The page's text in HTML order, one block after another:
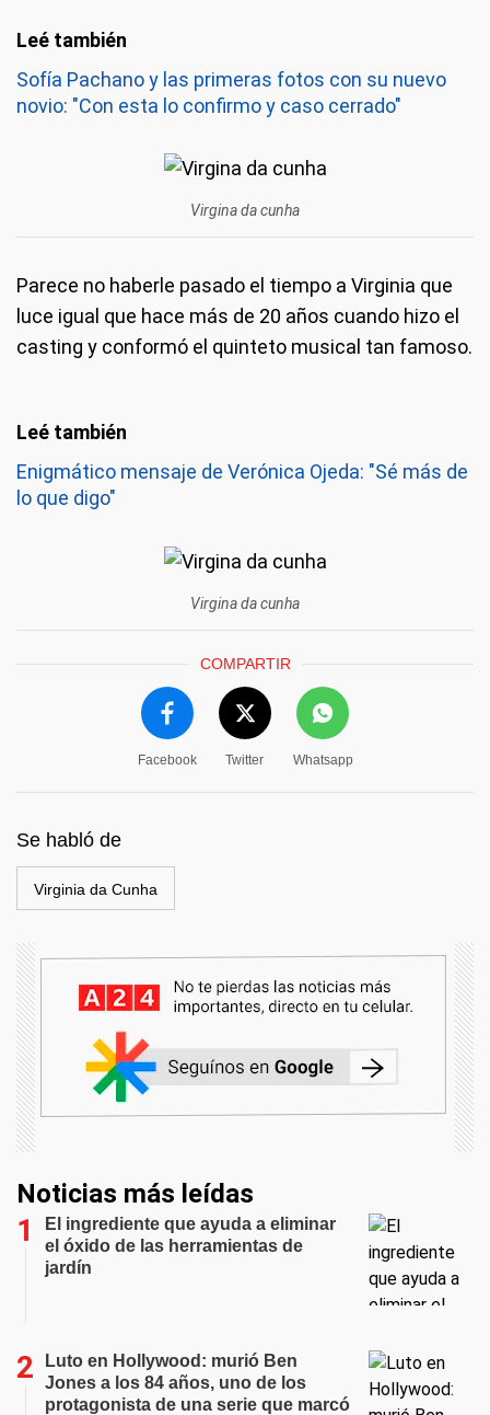
Sofía Pachano y las primeras fotos con su nuevo
novio: "Con esta lo confirmo y caso cerrado"
Virgina da cunha
Parece no haberle pasado el tiempo a Virginia que
luce igual que hace más de 20 años cuando hizo el
casting y conformó el quinteto musical tan famoso.
Enigmático mensaje de Verónica Ojeda: "Sé más de
lo que digo"
Virgina da cunha
COMPARTIR
Facebook Twitter Whatsapp
Se habló de
Virginia da Cunha
Noticias más leídas
El ingrediente que ayuda a eliminar
el óxido de las herramientas de
jardín
Luto en Hollywood: murió Ben
Jones a los 84 años, uno de los
protagonista de una serie que marcó